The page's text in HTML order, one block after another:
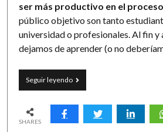
ser más productivo en el
público objetivo son tanto
universidad o profesionales. Al fin y
dejamos de aprender (o no
Seguir leyendoYoutubers
y
el
SHARES